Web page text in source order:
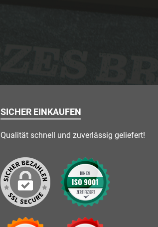
SICHER EINKAUFEN
Qualität schnell und zuverlässig geliefert!